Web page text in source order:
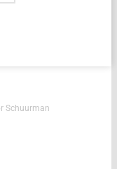
Schuurman